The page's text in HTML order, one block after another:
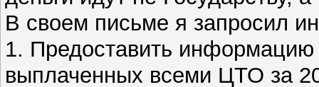
В своем письме я запросил
1. Предоставить
выплаченных всеми ЦТО за